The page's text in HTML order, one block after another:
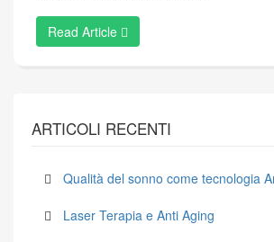
Read Article
ARTICOLI RECENTI
Qualità del sonno come tecnologia
Laser Terapia e Anti Aging